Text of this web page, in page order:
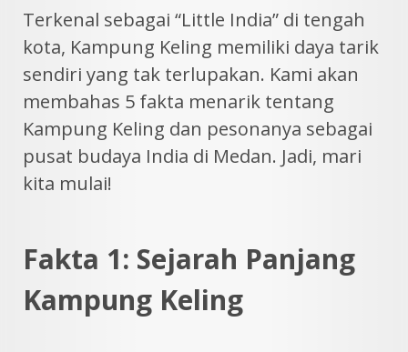
Terkenal sebagai “Little India” di tengah
kota, Kampung Keling memiliki daya tarik
sendiri yang tak terlupakan. Kami akan
membahas 5 fakta menarik tentang
Kampung Keling dan pesonanya sebagai
pusat budaya India di Medan. Jadi, mari
kita mulai!
Fakta 1: Sejarah Panjang
Kampung Keling